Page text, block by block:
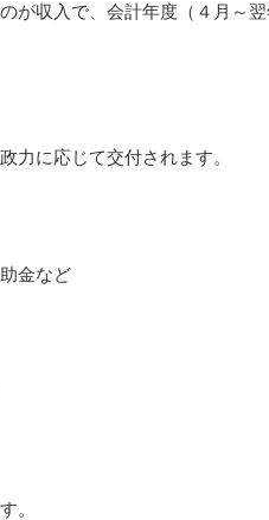
が収入で、会計年度（４月～
力に応じて交付されます。
金など
。